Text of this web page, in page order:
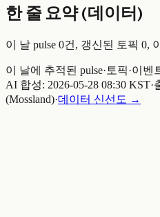
한 줄 요약 (데이터)
이 날 pulse 0건, 갱신된 토픽 0,
이 날에 추적된 pulse·토픽·이벤
AI 합성: 2026-05-28 08:30 KST·
(Mossland)·데이터 신선도 →